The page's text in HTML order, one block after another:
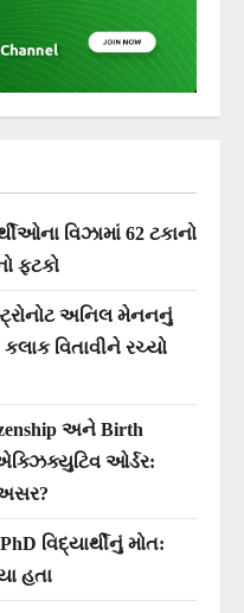
વિઝામાં 62 ટકાનો
ફટકો
અનિલ મેનનનું
વિતાવીને રચ્યો
અને Birth
ઓર્ડર:
વિદ્યાર્થીનું મોત:
હતા